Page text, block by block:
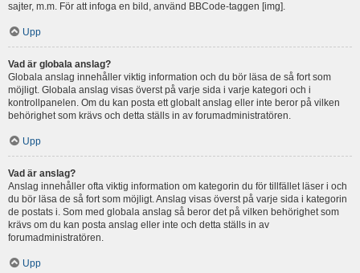
sajter, m.m. För att infoga en bild, använd BBCode-taggen [img].
Upp
Vad är globala anslag?
Globala anslag innehåller viktig information och du bör läsa de så fort som
möjligt. Globala anslag visas överst på varje sida i varje kategori och i
kontrollpanelen. Om du kan posta ett globalt anslag eller inte beror på vilken
behörighet som krävs och detta ställs in av forumadministratören.
Upp
Vad är anslag?
Anslag innehåller ofta viktig information om kategorin du för tillfället läser i och
du bör läsa de så fort som möjligt. Anslag visas överst på varje sida i kategorin
de postats i. Som med globala anslag så beror det på vilken behörighet som
krävs om du kan posta anslag eller inte och detta ställs in av
forumadministratören.
Upp